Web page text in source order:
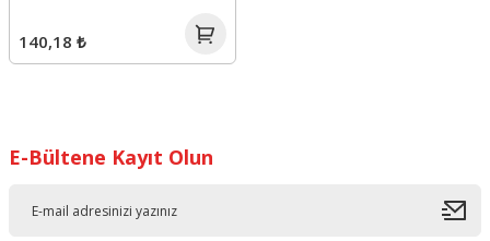
140,18 ₺
E-Bültene Kayıt Olun